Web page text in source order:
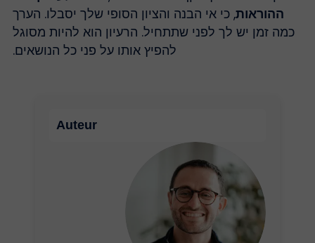
ההוראות, כי אי הבנה והציון הסופי שלך יסבלו. הערך
כמה זמן יש לך לפני שתתחיל. הרעיון הוא להיות מסוגל
להפיץ אותו על פני כל הנושאים.
Auteur